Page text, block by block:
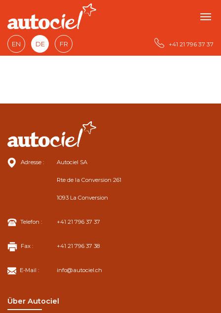
EN DE FR +41 21 796 37 37
Adresse : Autociel SA
Rte de la Conversion 261
1093 La Conversion
Telefon : +41 21 796 37 37
Fax : +41 21 796 37 38
E-Mail : info@autociel.ch
Über Autociel